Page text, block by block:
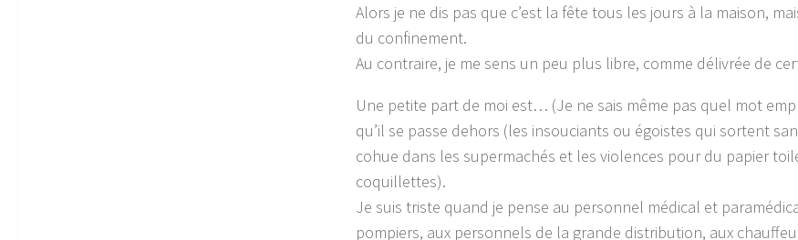
Alors je ne dis pas que c’est la fête tous les jours à la maison,
du confinement.
Au contraire, je me sens un peu plus libre, comme délivrée de
Une petite part de moi est… (Je ne sais même pas quel mot
qu’il se passe dehors (les insouciants ou égoistes qui sortent
cohue dans les supermachés et les violences pour du papier
coquillettes).
Je suis triste quand je pense au personnel médical et
pompiers, aux personnels de la grande distribution, aux